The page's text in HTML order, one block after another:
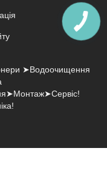
➤Водоочищення